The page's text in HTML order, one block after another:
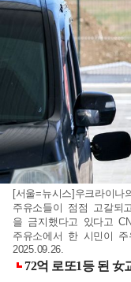
[서울=뉴시스]우크라이
주유소들이 점점 고갈되
을 금지했다고 있다고
주유소에서 한 시민이
2025.09.26.